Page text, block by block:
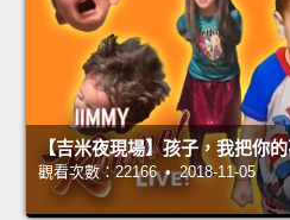
【吉米夜現場】孩子，我把你
觀看次數：22166 • 2018-11-05